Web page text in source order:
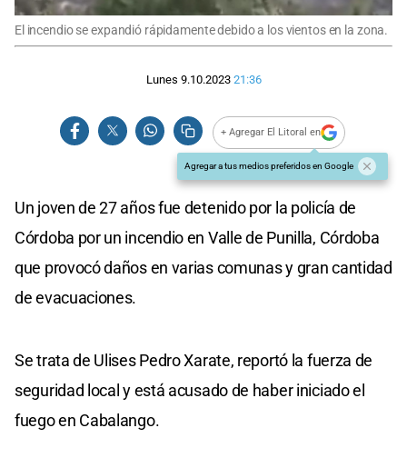
El incendio se expandió rápidamente debido a los vientos en la zona.
Lunes 9.10.2023 21:36
+ Agregar El Litoral en
Agregar a tus medios preferidos en Google
Un joven de 27 años fue detenido por la policía de
Córdoba por un incendio en Valle de Punilla, Córdoba
que provocó daños en varias comunas y gran cantidad
de evacuaciones.
Se trata de Ulises Pedro Xarate, reportó la fuerza de
seguridad local y está acusado de haber iniciado el
fuego en Cabalango.